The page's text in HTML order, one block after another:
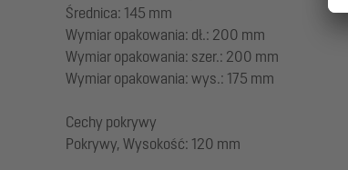
Średnica: 145 mm
Wymiar opakowania: dł.: 200 mm
Wymiar opakowania: szer.: 200 mm
Wymiar opakowania: wys.: 175 mm
Cechy pokrywy